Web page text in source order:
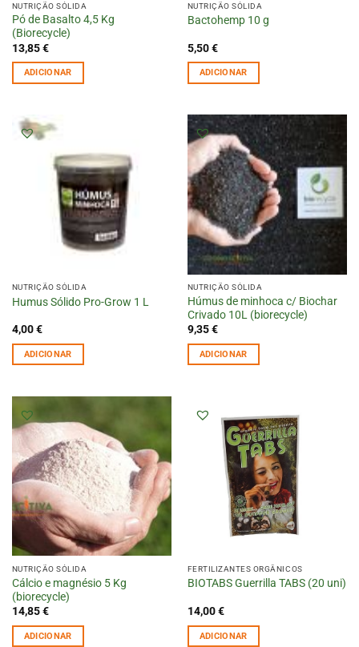
NUTRIÇÃO SÓLIDA
Pó de Basalto 4,5 Kg
(Biorecycle)
13,85€
ADICIONAR
NUTRIÇÃO SÓLIDA
Bactohemp 10 g
5,50€
ADICIONAR
NUTRIÇÃO SÓLIDA
Humus Sólido Pro-Grow 1 L
4,00€
ADICIONAR
NUTRIÇÃO SÓLIDA
Húmus de minhoca c/ Biochar
Crivado 10L (biorecycle)
9,35€
ADICIONAR
NUTRIÇÃO SÓLIDA
Cálcio e magnésio 5 Kg
(biorecycle)
14,85€
ADICIONAR
FERTILIZANTES ORGÂNICOS
BIOTABS Guerrilla TABS (20 uni)
14,00€
ADICIONAR